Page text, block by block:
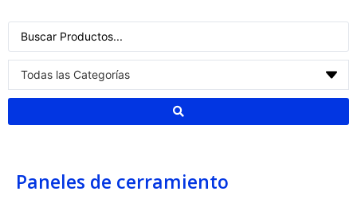
Paneles de cerramiento